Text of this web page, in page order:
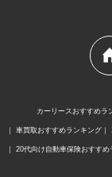
カーリースおすすめラ
車買取おすすめランキング
20代向け自動車保険おすすめ